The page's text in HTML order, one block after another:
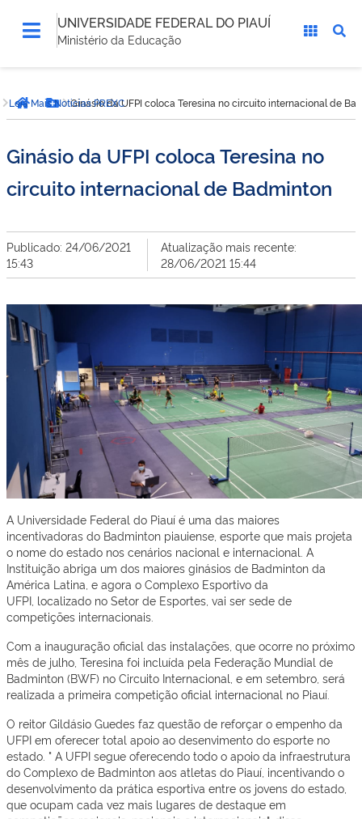
UNIVERSIDADE FEDERAL DO PIAUÍ
Ministério da Educação
está
aqui:Página inicial
Botão Menu
Leia Mais Noticias PREXCGinásio da UFPI coloca Teresina no circuito internacional de
Ginásio da UFPI coloca Teresina no
circuito internacional de Badminton
Publicado: 24/06/2021
15:43
Atualização mais recente:
28/06/2021 15:44
A Universidade Federal do Piauí é uma das maiores
incentivadoras do Badminton piauiense, esporte que mais projeta
o nome do estado nos cenários nacional e internacional. A
Instituição abriga um dos maiores ginásios de Badminton da
América Latina, e agora o Complexo Esportivo da
UFPI, localizado no Setor de Esportes, vai ser sede de
competições internacionais.
Com a inauguração oficial das instalações, que ocorre no próximo
mês de julho, Teresina foi incluída pela Federação Mundial de
Badminton (BWF) no Circuito Internacional, e em setembro, será
realizada a primeira competição oficial internacional no Piauí.
O reitor Gildásio Guedes faz questão de reforçar o empenho da
UFPI em oferecer total apoio ao desenvimento do esporte no
estado. " A UFPI segue oferecendo todo o apoio da infraestrutura
do Complexo de Badminton aos atletas do Piauí, incentivando o
desenvolvimento da prática esportiva entre os jovens do estado,
que ocupam cada vez mais lugares de destaque em